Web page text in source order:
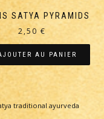
SATYA PYRAMIDS
2,50 €
AU PANIER